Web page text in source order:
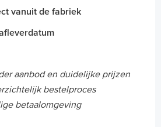
vanuit de fabriek
aanbod en duidelijke prijzen
bestelproces
betaalomgeving